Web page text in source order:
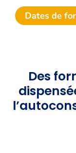
Dates de
Des